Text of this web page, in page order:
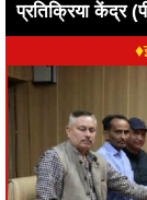
प्रतिक्रिया केंद्र